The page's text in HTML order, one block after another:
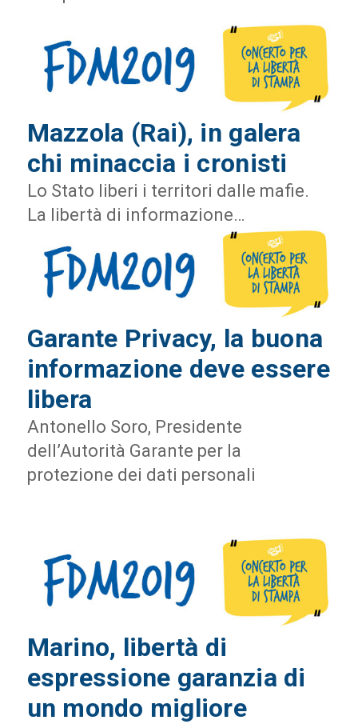
Mazzola (Rai), in galera
chi minaccia i cronisti
Lo Stato liberi i territori dalle mafie.
La libertà di informazione…
Garante Privacy, la buona
informazione deve essere
libera
Antonello Soro, Presidente
dell’Autorità Garante per la
protezione dei dati personali
Marino, libertà di
espressione garanzia di
un mondo migliore